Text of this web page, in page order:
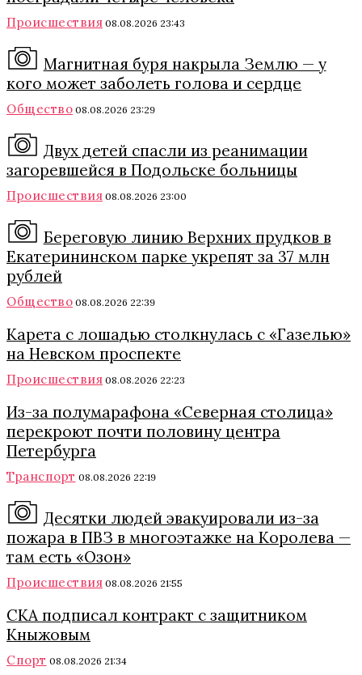
Происшествия 08.08.2026 23:43
Магнитная буря накрыла Землю — у
кого может заболеть голова и сердце
Общество 08.08.2026 23:29
Двух детей спасли из реанимации
загоревшейся в Подольске больницы
Происшествия 08.08.2026 23:00
Береговую линию Верхних прудков в
Екатерининском парке укрепят за 37 млн
рублей
Общество 08.08.2026 22:39
Карета с лошадью столкнулась с «Газелью»
на Невском проспекте
Происшествия 08.08.2026 22:23
Из-за полумарафона «Северная столица»
перекроют почти половину центра
Петербурга
Транспорт 08.08.2026 22:19
Десятки людей эвакуировали из-за
пожара в ПВЗ в многоэтажке на Королева —
там есть «Озон»
Происшествия 08.08.2026 21:55
СКА подписал контракт с защитником
Кныжовым
Спорт 08.08.2026 21:34